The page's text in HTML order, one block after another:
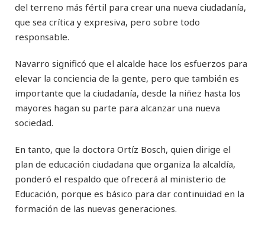
del terreno más fértil para crear una nueva ciudadanía,
que sea crítica y expresiva, pero sobre todo
responsable.
Navarro significó que el alcalde hace los esfuerzos para
elevar la conciencia de la gente, pero que también es
importante que la ciudadanía, desde la niñez hasta los
mayores hagan su parte para alcanzar una nueva
sociedad.
En tanto, que la doctora Ortíz Bosch, quien dirige el
plan de educación ciudadana que organiza la alcaldía,
ponderó el respaldo que ofrecerá al ministerio de
Educación, porque es básico para dar continuidad en la
formación de las nuevas generaciones.